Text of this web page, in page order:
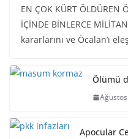
EN ÇOK KÜRT ÖLDÜREN
İÇİNDE BİNLERCE
kararlarını ve Öcalan’ı
Ölümü
Apocular